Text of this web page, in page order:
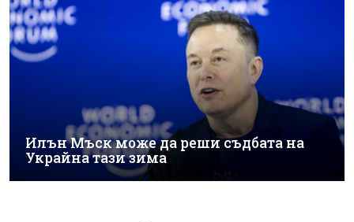
Илън Мъск може да реши съдбата на
Украйна тази зима